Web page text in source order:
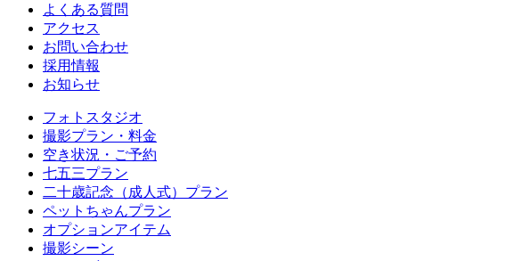
よくある質問
アクセス
お問い合わせ
採用情報
お知らせ
フォトスタジオ
撮影プラン・料金
空き状況・ご予約
七五三プラン
二十歳記念（成人式）プラン
ペットちゃんプラン
オプションアイテム
撮影シーン